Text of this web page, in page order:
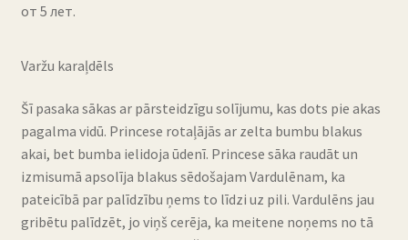
от 5 лет.
Varžu karaļdēls
Šī pasaka sākas ar pārsteidzīgu solījumu, kas dots pie akas
pagalma vidū. Princese rotaļājās ar zelta bumbu blakus
akai, bet bumba ielidoja ūdenī. Princese sāka raudāt un
izmisumā apsolīja blakus sēdošajam Vardulēnam, ka
pateicībā par palīdzību ņems to līdzi uz pili. Vardulēns jau
gribētu palīdzēt, jo viņš cerēja, ka meitene noņems no tā